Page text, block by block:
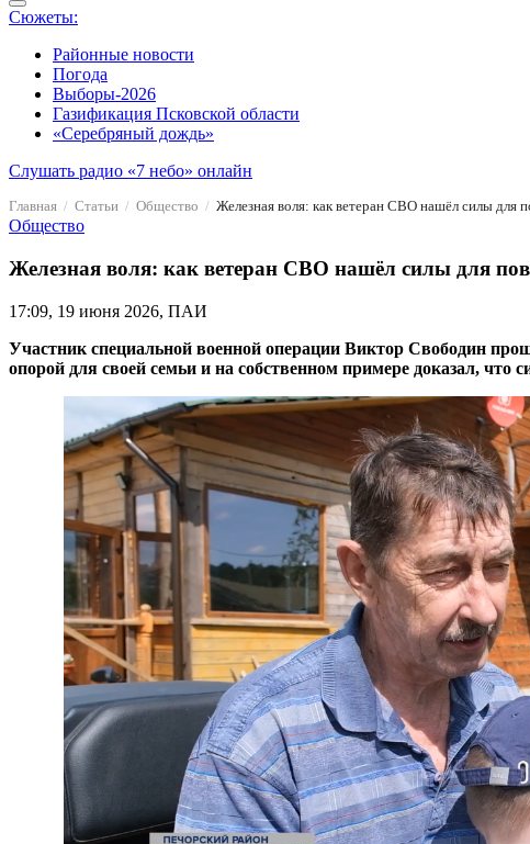
Сюжеты:
Районные новости
Погода
Выборы-2026
Газификация Псковской области
«Серебряный дождь»
Слушать радио «7 небо» онлайн
Главная Статьи Общество Железная воля: как ветеран СВО нашёл силы для
Общество
Железная воля: как ветеран СВО нашёл силы для
17:09, 19 июня 2026, ПАИ
Участник специальной военной операции Виктор Свободин
опорой для своей семьи и на собственном примере доказал, что